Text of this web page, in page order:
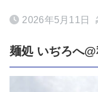
2026年5月11日
麺処 いぢろへ